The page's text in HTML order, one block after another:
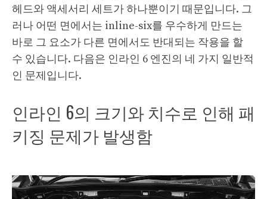
헤드와 액세서리 세트가 하나뿐이기 때문입니다. 그
러나 어떤 면에서는 inline-six를 우수하게 만드는
바로 그 요소가 다른 면에서도 반대되는 작용을 할
수 있습니다. 다음은 인라인 6 엔진의 네 가지 일반적
인 문제입니다.
인라인 6의 크기와 치수로 인해 패
키징 문제가 발생함